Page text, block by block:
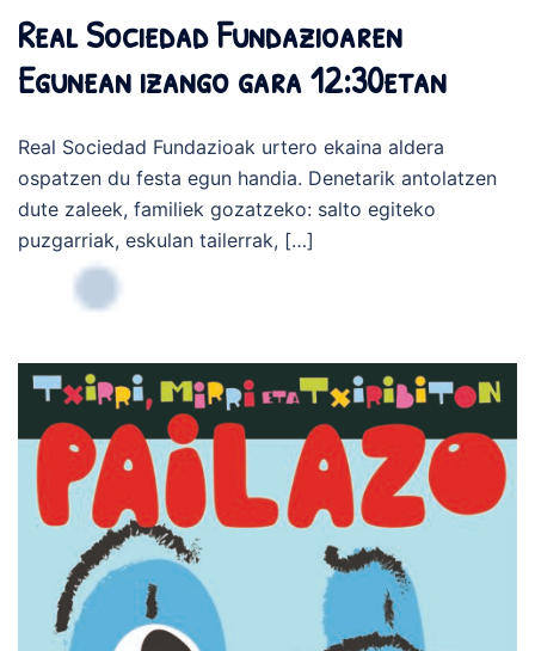
Real Sociedad Fundazioaren
Egunean izango gara 12:30etan
Real Sociedad Fundazioak urtero ekaina aldera
ospatzen du festa egun handia. Denetarik antolatzen
dute zaleek, familiek gozatzeko: salto egiteko
puzgarriak, eskulan tailerrak, […]